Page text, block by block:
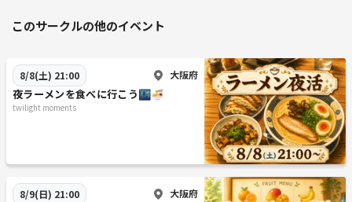
このサークルの他のイベント
8/8(土) 21:00 大阪府
夜ラーメンを食べに行こう🌃🍜
twilight moments
8/9(日) 21:00 大阪府